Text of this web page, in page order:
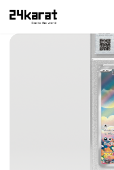
オトシドリ AR 089/078 9.5